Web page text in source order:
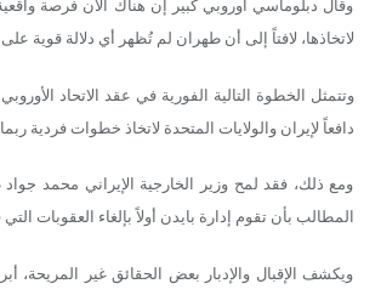
وقال دبلوماسي أوروبي كبير إن هناك الآن فرصة
لاتخاذها، لافتاً إلى أن طهران لم تُظهر أي دلالة قوية على
وتتمثل الخطوة التالية الفورية في عقد الاتحاد
دافعاً لإيران والولايات المتحدة لاتخاذ خطوات فردية
ومع ذلك، فقد لمح وزير الخارجية الإيراني محمد
المطالب بأن تقوم إدارة بايدن أولاً بإلغاء العقوبات
ويكشف الإقبال والإدبار بعض الحقائق غير المريحة،